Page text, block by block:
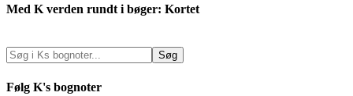
Med K verden rundt i bøger: Kortet
Følg K's bognoter